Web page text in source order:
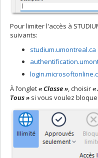
Pour limiter l'accès à
suivants:
studium.umontreal.ca
À l’onglet« Classe », choisir«
Tous » si vous voulez